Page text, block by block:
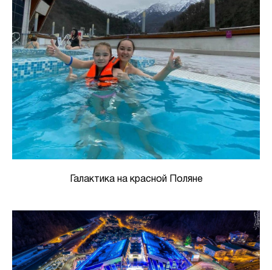
Галактика на красной Поляне